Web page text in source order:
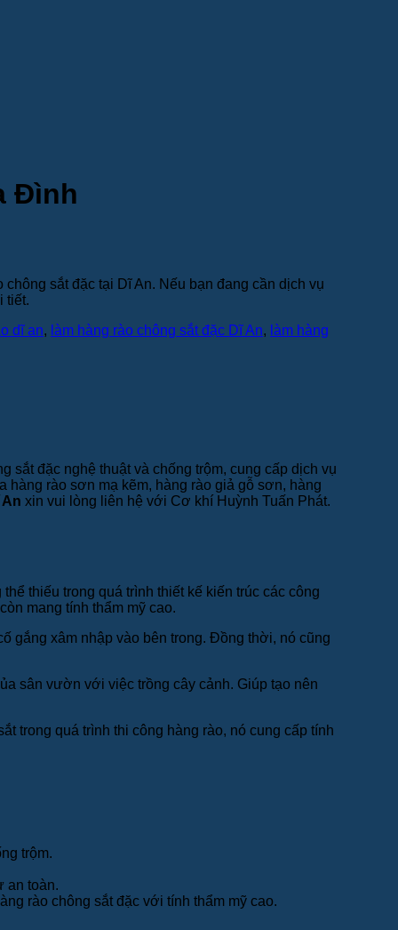
Đình
sắt đặc tại Dĩ An. Nếu bạn đang cần dịch vụ
tiết.
dĩ an, làm hàng rào chông sắt đặc Dĩ An, làm hàng
sắt đặc nghệ thuật và chống trộm, cung cấp dịch vụ
hàng rào sơn mạ kẽm, hàng rào giả gỗ sơn, hàng
xin vui lòng liên hệ với Cơ khí Huỳnh Tuấn Phát.
thiếu trong quá trình thiết kế kiến trúc các công
mang tính thẩm mỹ cao.
gắng xâm nhập vào bên trong. Đồng thời, nó cũng
sân vườn với việc trồng cây cảnh. Giúp tạo nên
trong quá trình thi công hàng rào, nó cung cấp tính
trộm.
an toàn.
rào chông sắt đặc với tính thẩm mỹ cao.